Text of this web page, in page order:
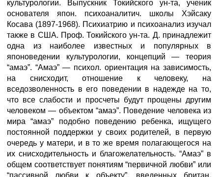
культурологии. Выпускник Токийского ун-та, ученик
основателя япон. психоаналитич. школы Хэйсаку
Косава (1897-1968). Психиатрию и психоанализ изучал
также в США. Проф. Токийского ун-та. Д. принадлежит
одна из наиболее известных и популярных в
японоведении культурологии, концепций — теория
“амаэ”. “Амаэ” — психол. ориентация на зависимость,
на снисходит, отношение к человеку, на
вседозволенность в его поведении в надежде на то,
что все слабости и просчеты будут прощены другим
человеком — объектом “амаэ”. Поведение человека из
мира “амаэ” подобно поведению ребенка, ищущего
постоянной поддержки у своих родителей, в первую
очередь у матери, и в то же время полагающегося на
их снисходительность и благожелательность. “Амаэ” в
общем соответствует понятиям “первичной любви” или
“пассивной любви к объекту”, введенных британ.